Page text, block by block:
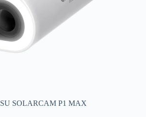
SOLARCAM P1 MAX